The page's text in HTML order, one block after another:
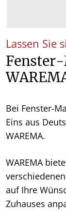
Lassen Sie
Bei Fenster-
Eins aus
WAREMA.
WAREMA
verschiedenen
auf Ihre
Zuhauses